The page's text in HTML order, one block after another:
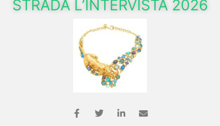
STRADA L’INTERVISTA 2026